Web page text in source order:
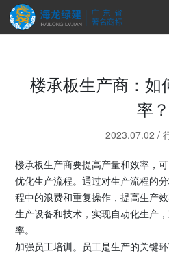
楼承板生产商：如
率？
2023.07.02 /
楼承板生产商要提高产量和效率，
优化生产流程。通过对生产流程的
程中的浪费和重复操作，提高生产
生产设备和技术，实现自动化生产
率。
加强员工培训。员工是生产的关键